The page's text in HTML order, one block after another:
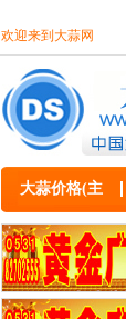
欢迎来到大蒜网
大蒜价格(主